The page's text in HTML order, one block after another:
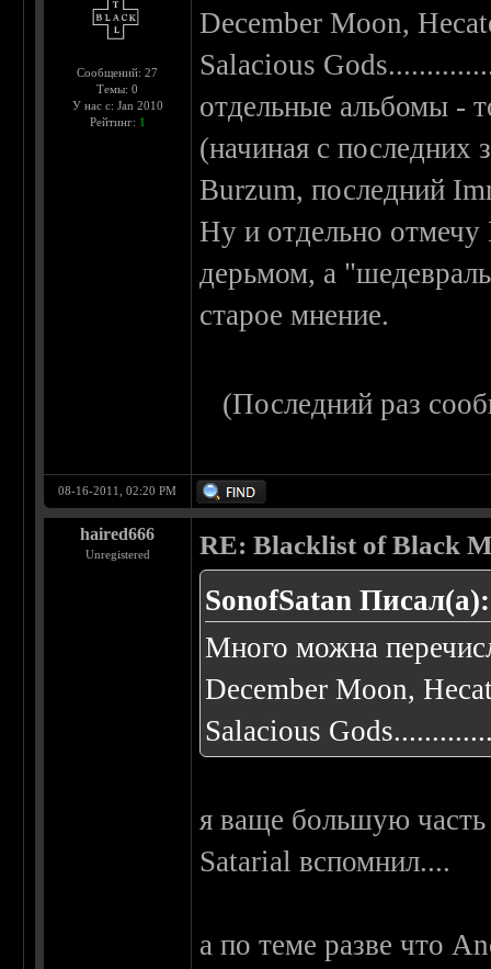
Сообщений: 27
Темы: 0
У нас с: Jan 2010
Рейтинг: 1
December Moon,
Salacious
отдельные альбомы -
(начиная с последних
Burzum, последний
Ну и отдельно отмечу
дерьмом, а
старое мнение.
(Последний раз
08-16-2011, 02:20 PM
haired666
Unregistered RE: Blacklist of Black
SonofSatan Писал(а):
Много можна
December Moon,
Salacious
я ваще большую
Satarial вспомнил....
а по теме разве что